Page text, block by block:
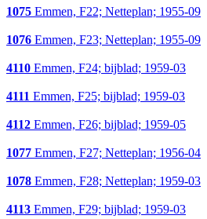
1075 Emmen, F22; Netteplan; 1955-09
1076 Emmen, F23; Netteplan; 1955-09
4110 Emmen, F24; bijblad; 1959-03
4111 Emmen, F25; bijblad; 1959-03
4112 Emmen, F26; bijblad; 1959-05
1077 Emmen, F27; Netteplan; 1956-04
1078 Emmen, F28; Netteplan; 1959-03
4113 Emmen, F29; bijblad; 1959-03